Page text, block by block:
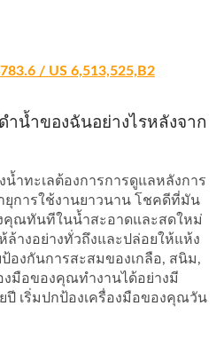
/ US 6,513,525,B2
ำของฉันอย่างไรหลังจาก
ำทะเลต้องการการดูแลหลังการ
ยุการใช้งานยาวนาน โชคดีที่มัน
คุณทันทีในน้ำสะอาดและสดใหม่
ล้างอย่างทั่วถึงและปล่อยให้แห้ง
องกันการสะสมของเกลือ, สนิม,
งมือของคุณทำงานได้อย่างมี
ปี เริ่มปกป้องเครื่องมือของคุณวัน